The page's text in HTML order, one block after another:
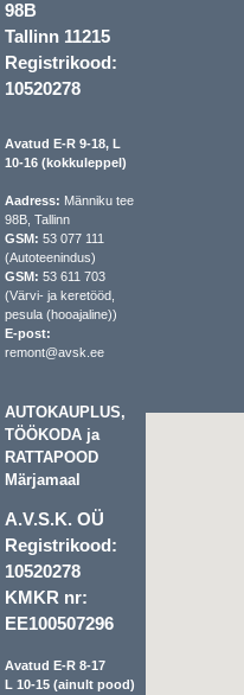
98B
Tallinn 11215
Registrikood:
10520278
Avatud E-R 9-18, L
10-16 (kokkuleppel)
Aadress: Männiku tee
98B, Tallinn
GSM: 53 077 111
(Autoteenindus)
GSM: 53 611 703
(Värvi- ja keretööd,
pesula (hooajaline))
E-post:
remont@avsk.ee
AUTOKAUPLUS,
TÖÖKODA ja
RATTAPOOD
Märjamaal
A.V.S.K. OÜ
Registrikood:
10520278
KMKR nr:
EE100507296
Avatud E-R 8-17
L 10-15 (ainult pood)